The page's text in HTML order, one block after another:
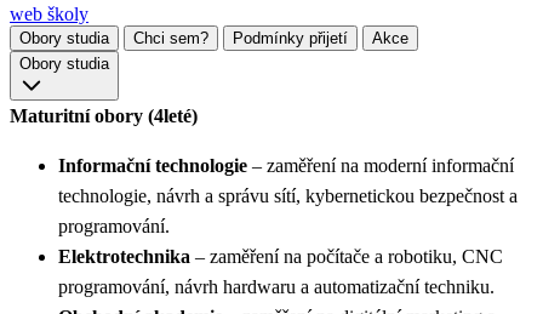
web školy
Obory studia Chci sem? Podmínky přijetí
Akce
Obory studia
Maturitní obory (4leté)
Informační technologie – zaměření na moderní informační
technologie, návrh a správu sítí, kybernetickou bezpečnost a
programování.
Elektrotechnika – zaměření na počítače a robotiku, CNC
programování, návrh hardwaru a automatizační techniku.